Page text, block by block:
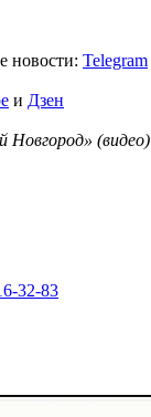
новости: Telegram
и Дзен
(видео)
32-83